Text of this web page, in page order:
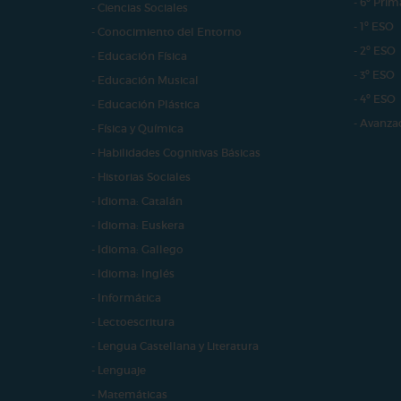
- Ciencias Sociales
- Conocimiento del Entorno
- Educación Física
- Educación Musical
- Educación Plástica
- Física y Química
- Habilidades Cognitivas Básicas
- Historias Sociales
- Idioma: Catalán
- Idioma: Euskera
- Idioma: Gallego
- Idioma: Inglés
- Informática
- Lectoescritura
- Lengua Castellana y Literatura
- Lenguaje
- Matemáticas
- 1º ESO
- 2º ESO
- 3º ESO
- 4º ESO
-